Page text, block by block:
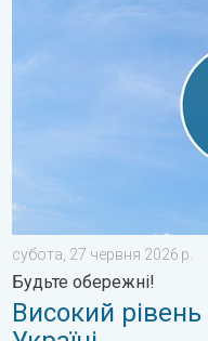
субота, 27 червня 2026 р.
Будьте обережні!
Високий